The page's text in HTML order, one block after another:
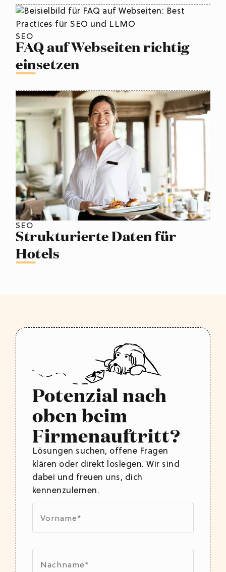
SEO
FAQ auf Webseiten richtig
einsetzen
SEO
Strukturierte Daten für
Hotels
Potenzial nach
oben beim
Firmenauftritt?
Lösungen suchen, offene Fragen
klären oder direkt loslegen. Wir sind
dabei und freuen uns, dich
kennenzulernen.